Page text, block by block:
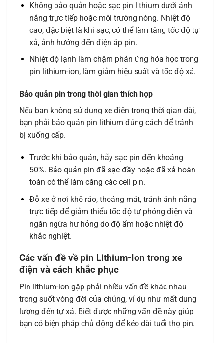
Không bảo quản hoặc sạc pin lithium dưới ánh
nắng trực tiếp hoặc môi trường nóng. Nhiệt độ
cao, đặc biệt là khi sạc, có thể làm tăng tốc độ tự
xả, ảnh hưởng đến điện áp pin.
Nhiệt độ lạnh làm chậm phản ứng hóa học trong
pin lithium-ion, làm giảm hiệu suất và tốc độ xả.
Bảo quản pin trong thời gian thích hợp
Nếu bạn không sử dụng xe điện trong thời gian dài,
bạn phải bảo quản pin lithium đúng cách để tránh
bị xuống cấp.
Trước khi bảo quản, hãy sạc pin đến khoảng
50%. Bảo quản pin đã sạc đầy hoặc đã xả hoàn
toàn có thể làm căng các cell pin.
Đỗ xe ở nơi khô ráo, thoáng mát, tránh ánh nắng
trực tiếp để giảm thiểu tốc độ tự phóng điện và
ngăn ngừa hư hỏng do độ ẩm hoặc nhiệt độ
khắc nghiệt.
Các vấn đề về pin Lithium-Ion trong xe
điện và cách khắc phục
Pin lithium-ion gặp phải nhiều vấn đề khác nhau
trong suốt vòng đời của chúng, ví dụ như mất dung
lượng đến tự xả. Biết được những vấn đề này giúp
bạn có biện pháp chủ động để kéo dài tuổi thọ pin.